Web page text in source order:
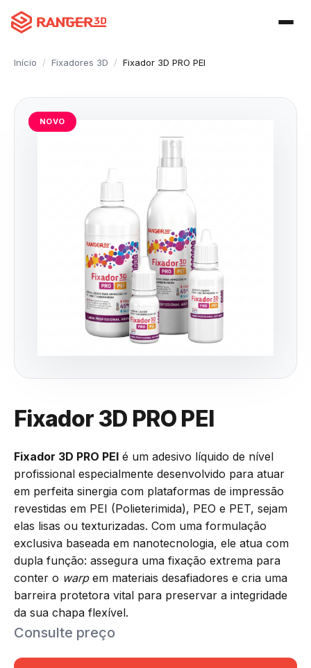
Início / Fixadores 3D / Fixador 3D PRO PEI
NOVO
Fixador 3D PRO PEI
Fixador 3D PRO PEI é um adesivo líquido de nível
profissional especialmente desenvolvido para atuar
em perfeita sinergia com plataformas de impressão
revestidas em PEI (Polieterimida), PEO e PET, sejam
elas lisas ou texturizadas. Com uma formulação
exclusiva baseada em nanotecnologia, ele atua com
dupla função: assegura uma fixação extrema para
conter o warpem materiais desafiadores e cria uma
barreira protetora vital para preservar a integridade
da sua chapa flexível.
Consulte preço